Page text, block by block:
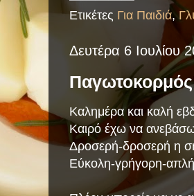
Ετικέτες Για Παιδιά,
Δευτέρα 6 Ιουλίου
Καλημέρα και καλή
Καιρό έχω να
Δροσερή-δροσερή η
Εύκολη-γρήγορη-